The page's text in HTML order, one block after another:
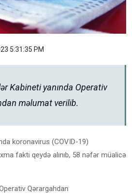
5:31:35 PM
Kabineti yanında Operativ
məlumat verilib.
koronavirus (COVID-19)
faktı qeydə alınıb, 58 nəfər müalicə
Qərargahdan